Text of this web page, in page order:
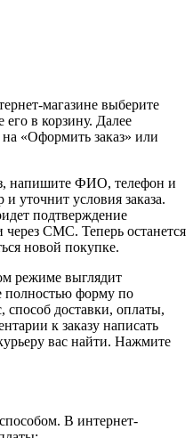
магазине выберите
в корзину. Далее
«Оформить заказ» или
напишите ФИО, телефон и
уточнит условия заказа.
подтверждение
СМС. Теперь останется
новой покупке.
режиме выглядит
полностью форму по
способ доставки, оплаты,
к заказу написать
вас найти. Нажмите
В интернет-